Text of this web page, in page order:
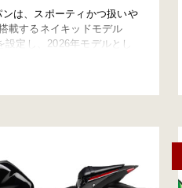
は、スポーティかつ扱いや
載するネイキッドモデル
設定し、2026年モデルとし
スジャパン ニンジャ400